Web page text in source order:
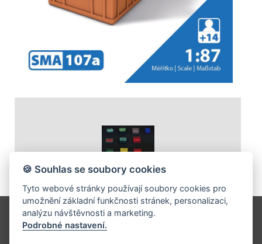
Cars87
Renneská třída 399/21, 639 00 Brno
🍪 Souhlas se soubory cookies
Tyto webové stránky používají soubory cookies pro
umožnění základní funkčnosti stránek, personalizaci,
analýzu návštěvnosti a marketing.
Podrobné nastavení.